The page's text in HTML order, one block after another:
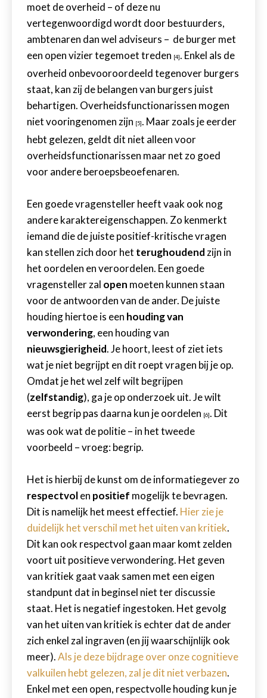
moet de overheid – of deze nu
vertegenwoordigd wordt door bestuurders,
ambtenaren dan wel adviseurs – de burger met
een open vizier tegemoet treden [4]. Enkel als de
overheid onbevooroordeeld tegenover burgers
staat, kan zij de belangen van burgers juist
behartigen. Overheidsfunctionarissen mogen
niet vooringenomen zijn [5]. Maar zoals je eerder
hebt gelezen, geldt dit niet alleen voor
overheidsfunctionarissen maar net zo goed
voor andere beroepsbeoefenaren.
Een goede vragensteller heeft vaak ook nog
andere karaktereigenschappen. Zo kenmerkt
iemand die de juiste positief-kritische vragen
kan stellen zich door het terughoudend zijn in
het oordelen en veroordelen. Een goede
vragensteller zal open moeten kunnen staan
voor de antwoorden van de ander. De juiste
houding hiertoe is een houding van
verwondering, een houding van
nieuwsgierigheid. Je hoort, leest of ziet iets
wat je niet begrijpt en dit roept vragen bij je op.
Omdat je het wel zelf wilt begrijpen
(zelfstandig), ga je op onderzoek uit. Je wilt
eerst begrip pas daarna kun je oordelen [6]. Dit
was ook wat de politie – in het tweede
voorbeeld – vroeg: begrip.
Het is hierbij de kunst om de informatiegever zo
respectvolen positief mogelijk te bevragen.
Dit is namelijk het meest effectief. Hier zie je
duidelijk het verschil met het uiten van kritiek.
Dit kan ook respectvol gaan maar komt zelden
voort uit positieve verwondering. Het geven
van kritiek gaat vaak samen met een eigen
standpunt dat in beginsel niet ter discussie
staat. Het is negatief ingestoken. Het gevolg
van het uiten van kritiek is echter dat de ander
zich enkel zal ingraven (en jij waarschijnlijk ook
meer).Als je deze bijdrage over onze cognitieve
valkuilen hebt gelezen, zal je dit niet verbazen.
Enkel met een open, respectvolle houding kun je